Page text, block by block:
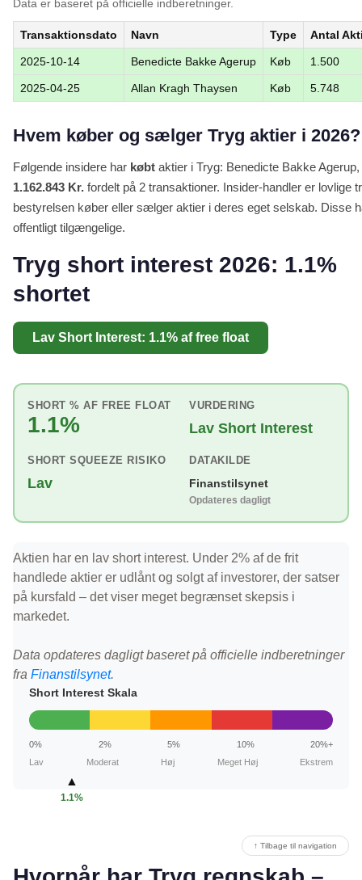
Data er baseret på officielle indberetninger.
Transaktionsdato Navn Type Antal
2025-10-14 Benedicte Bakke Agerup Køb 1.500
2025-04-25 Allan Kragh Thaysen Køb 5.748
Hvem køber og sælger Tryg aktier i 2026?
Følgende insidere har købt aktier i Tryg: Benedicte Bakke
1.162.843 Kr. fordelt på 2 transaktioner. Insider-handler er lovlige
bestyrelsen køber eller sælger aktier i deres eget selskab. Disse
offentligt tilgængelige.
Tryg short interest 2026: 1.1%
shortet
Lav Short Interest: 1.1% af free float
SHORT % AF FREE FLOAT
1.1%
VURDERING
Lav Short Interest
SHORT SQUEEZE RISIKO
Lav
DATAKILDE
Finanstilsynet
Opdateres dagligt
Aktien har en lav short interest. Under 2% af de frit
handlede aktier er udlånt og solgt af investorer, der satser
på kursfald – det viser meget begrænset skepsis i
markedet.
Data opdateres dagligt baseret på officielle indberetninger
fra Finanstilsynet.
Short Interest Skala
0% 2% 5% 10%
20%+
Lav
Moderat Høj Meget Høj Ekstrem
▲
1.1%
↑ Tilbage til navigation